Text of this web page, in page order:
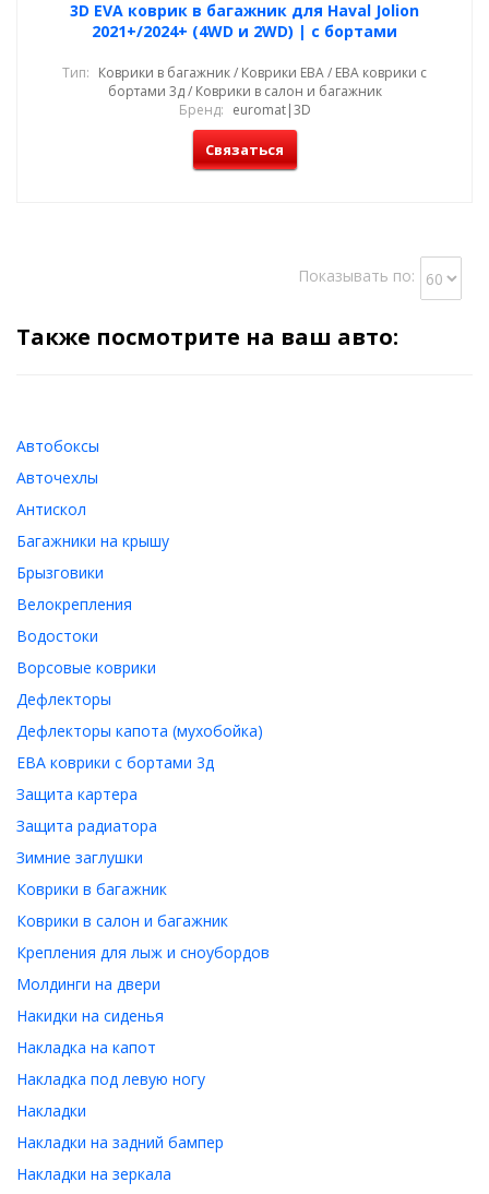
3D EVA коврик в багажник для Haval Jolion
2021+/2024+ (4WD и 2WD) | с бортами
Тип: Коврики в багажник / Коврики ЕВА / ЕВА коврики с
бортами 3д / Коврики в салон и багажник
Бренд: euromat|3D
Связаться
Показывать по:
Также посмотрите на ваш авто:
Автобоксы
Авточехлы
Антискол
Багажники на крышу
Брызговики
Велокрепления
Водостоки
Ворсовые коврики
Дефлекторы
Дефлекторы капота (мухобойка)
ЕВА коврики с бортами 3д
Защита картера
Защита радиатора
Зимние заглушки
Коврики в багажник
Коврики в салон и багажник
Крепления для лыж и сноубордов
Молдинги на двери
Накидки на сиденья
Накладка на капот
Накладка под левую ногу
Накладки
Накладки на задний бампер
Накладки на зеркала